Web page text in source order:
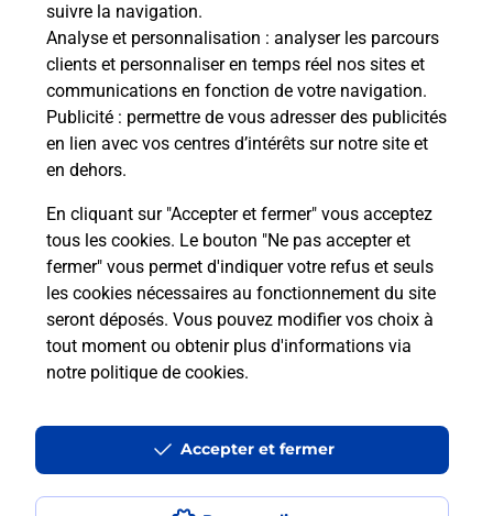
suivre la navigation.
Analyse et personnalisation : analyser les parcours
clients et personnaliser en temps réel nos sites et
communications en fonction de votre navigation.
Publicité : permettre de vous adresser des publicités
en lien avec vos centres d’intérêts sur notre site et
en dehors.
En cliquant sur "Accepter et fermer" vous acceptez
tous les cookies. Le bouton "Ne pas accepter et
fermer" vous permet d'indiquer votre refus et seuls
les cookies nécessaires au fonctionnement du site
seront déposés. Vous pouvez modifier vos choix à
tout moment ou obtenir plus d'informations via
notre politique de cookies.
Accepter et fermer
Quels sont les avantages d'être
accompagné par un conseiller France
Services ?
Qu'est-ce que France Services ?
En Savoir Plus sur DAMVILLERS